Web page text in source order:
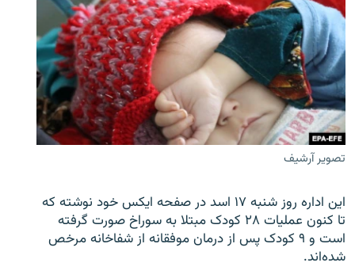
تصویر آرشیف
این اداره روز شنبه ۱۷ اسد در صفحه ایکس خود نوشته که
تا کنون عملیات ۲۸ کودک مبتلا به سوراخ صورت گرفته
است و ۹ کودک پس از درمان موفقانه از شفاخانه مرخص
شده‌اند.